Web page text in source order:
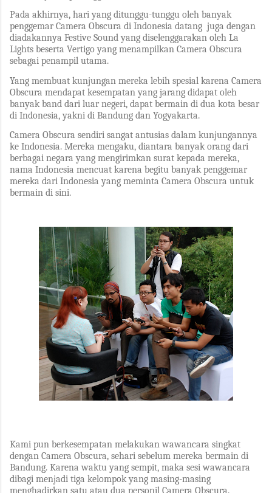
Pada akhirnya, hari yang ditunggu-tunggu oleh banyak
penggemar Camera Obscura di Indonesia datang juga dengan
diadakannya Festive Sound yang diselenggarakan oleh La
Lights beserta Vertigo yang menampilkan Camera Obscura
sebagai penampil utama.
Yang membuat kunjungan mereka lebih spesial karena Camera
Obscura mendapat kesempatan yang jarang didapat oleh
banyak band dari luar negeri, dapat bermain di dua kota besar
di Indonesia, yakni di Bandung dan Yogyakarta.
Camera Obscura sendiri sangat antusias dalam kunjungannya
ke Indonesia. Mereka mengaku, diantara banyak orang dari
berbagai negara yang mengirimkan surat kepada mereka,
nama Indonesia mencuat karena begitu banyak penggemar
mereka dari Indonesia yang meminta Camera Obscura untuk
bermain di sini.
Kami pun berkesempatan melakukan wawancara singkat
dengan Camera Obscura, sehari sebelum mereka bermain di
Bandung. Karena waktu yang sempit, maka sesi wawancara
dibagi menjadi tiga kelompok yang masing-masing
menghadirkan satu atau dua personil Camera Obscura.